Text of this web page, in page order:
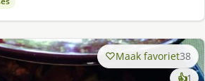
Maak favoriet38